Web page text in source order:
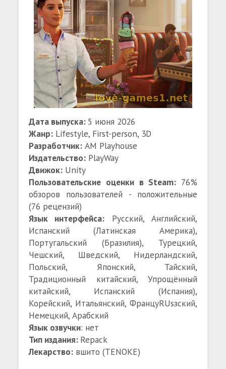
Дата выпуска: 5 июня 2026
Жанр: Lifestyle, First-person, 3D
Разработчик: AM Playhouse
Издательство: PlayWay
Движок: Unity
Пользовательские оценки в Steam: 76%
обзоров пользователей - положительные
(76 рецензий)
Язык интерфейса: Русский, Английский,
Испанский (Латинская Америка),
Португальский (Бразилия), Турецкий,
Чешский, Шведский, Нидерландский,
Польский, Японский, Тайский,
Традиционный китайский, Упрощённый
китайский, Испанский (Испания),
Корейский, Итальянский, ФранцуRUsзский,
Немецкий, Арабский
Язык озвучки: нет
Тип издания: Repack
Лекарство: вшито (TENOKE)